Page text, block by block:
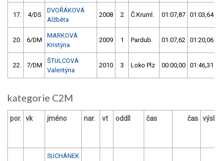
17. 4/DS
DVOŘÁKOVÁ
Alžběta
2008 2 Č.Kruml. 01:07,87 01:03,64
20. 6/DM
MARKOVÁ
Kristýna
2009 1 Pardub. 01:07,62 01:20,06
22. 7/DM
ŠTULCOVÁ
Valentýna
2010 3 Loko Plz 00:00,00 01:46,31
kategorie C2M
por. vk jméno nar. vt oddíl čas čas
SUCHÁNEK